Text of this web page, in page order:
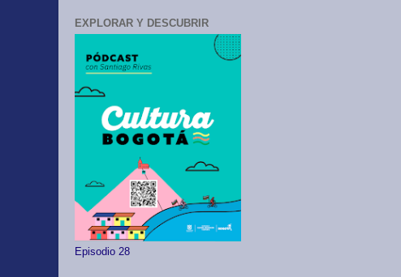
EXPLORAR Y DESCUBRIR
Episodio 28